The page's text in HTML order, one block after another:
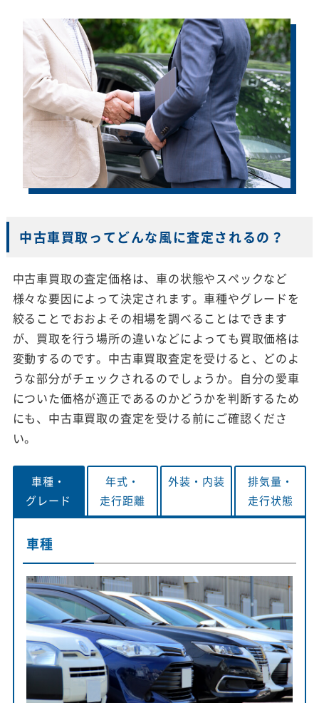
中古車買取ってどんな風に査定されるの？
中古車買取の査定価格は、車の状態やスペックなど
様々な要因によって決定されます。車種やグレードを
絞ることでおおよその相場を調べることはできます
が、買取を行う場所の違いなどによっても買取価格は
変動するのです。中古車買取査定を受けると、どのよ
うな部分がチェックされるのでしょうか。自分の愛車
についた価格が適正であるのかどうかを判断するため
にも、中古車買取の査定を受ける前にご確認くださ
い。
車種・
グレード
年式・
走行距離
外装・ 内装
排気量・
走行状態
車種